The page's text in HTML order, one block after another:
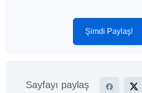
Şimdi Paylaş!
Sayfayı paylaş